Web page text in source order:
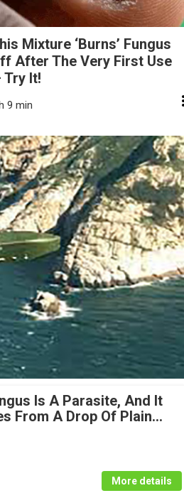
Mixture ‘Burns’ Fungus
After The Very First Use
It!
9 min
Is A Parasite, And It
From A Drop Of Plain...
More details